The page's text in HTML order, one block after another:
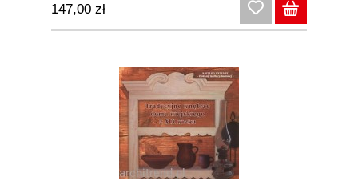
147,00 zł